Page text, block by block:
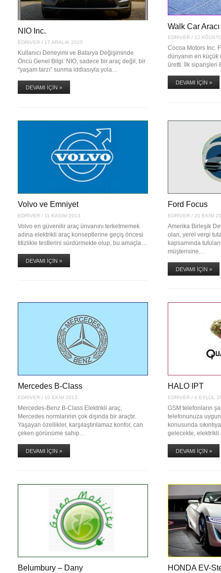
NIO Inc.
EDRIVER / 17 ARALIK 2025
Kullanıcı Deneyimi ve Batarya Değişiminde
Öncü Genel Bilgi: NIO, sadece bir araç değil, bir
“yaşam tarzı” sunma iddiasıyla yola…
DEVAMI İÇIN »
Walk Car
EDRIVER/ 12
Cocoa Motors Inc.
dünyanın en küçük
üretti. İlk siparişleri
DEVAMI İÇIN »
Volvo ve Emniyet
EDRIVER / 11 KASIM 2013
Volvo en güvenilir araç ünvanını terketmemek
adına elektrikli araç konseptlerine geçiş öncesi
titizlikle testlerini sürdürmekte olup, bu amaçla…
DEVAMI İÇIN »
Ford Focus
EDRIVER/ 20 EKIM
Amerika Birleşik
olan, yerel vergi
kapsamında
müşterisine…
DEVAMI İÇIN »
Mercedes B-Class
EDRIVER / 10 EKIM 2013
Mercedes-Benz B-Class Elektrikli araç,
Mercedes normlarının çok dışında bir araçtır.
Yaşayan özellikler, karşılaştırılamaz konfor, can
çeken görünüme sahip…
DEVAMI İÇIN »
HALO IPT
EDRIVER/ 4 EYLÜL
GSM telefonların
telefonunuza
konusunda
gelecekte,
DEVAMI İÇIN »
Belumbury – Dany HONDA EV-